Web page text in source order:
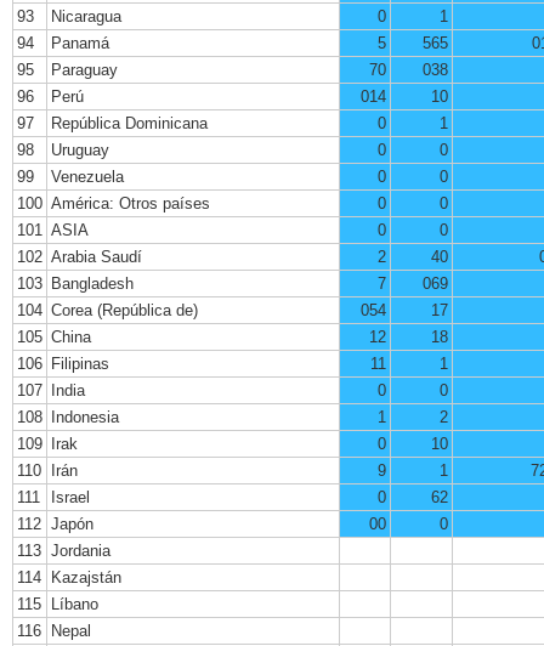
93
Nicaragua 0
1
94
Panamá 5 565
95
Paraguay 70
038
96
Perú 014
10
97
República Dominicana 0
1
98
Uruguay 0
0
99
Venezuela 0
0
100 América: Otros países 0
0
101 ASIA 0
0
102 Arabia Saudí 2 40
103 Bangladesh 7
069
104 Corea (República de) 054
17
105 China 12
18
106 Filipinas 11
1
107 India 0
0
108 Indonesia 1
2
109 Irak 0
10
110 Irán 9 1
111
Israel 0
62
112 Japón 00
0
113 Jordania
114 Kazajstán
115 Líbano
116 Nepal